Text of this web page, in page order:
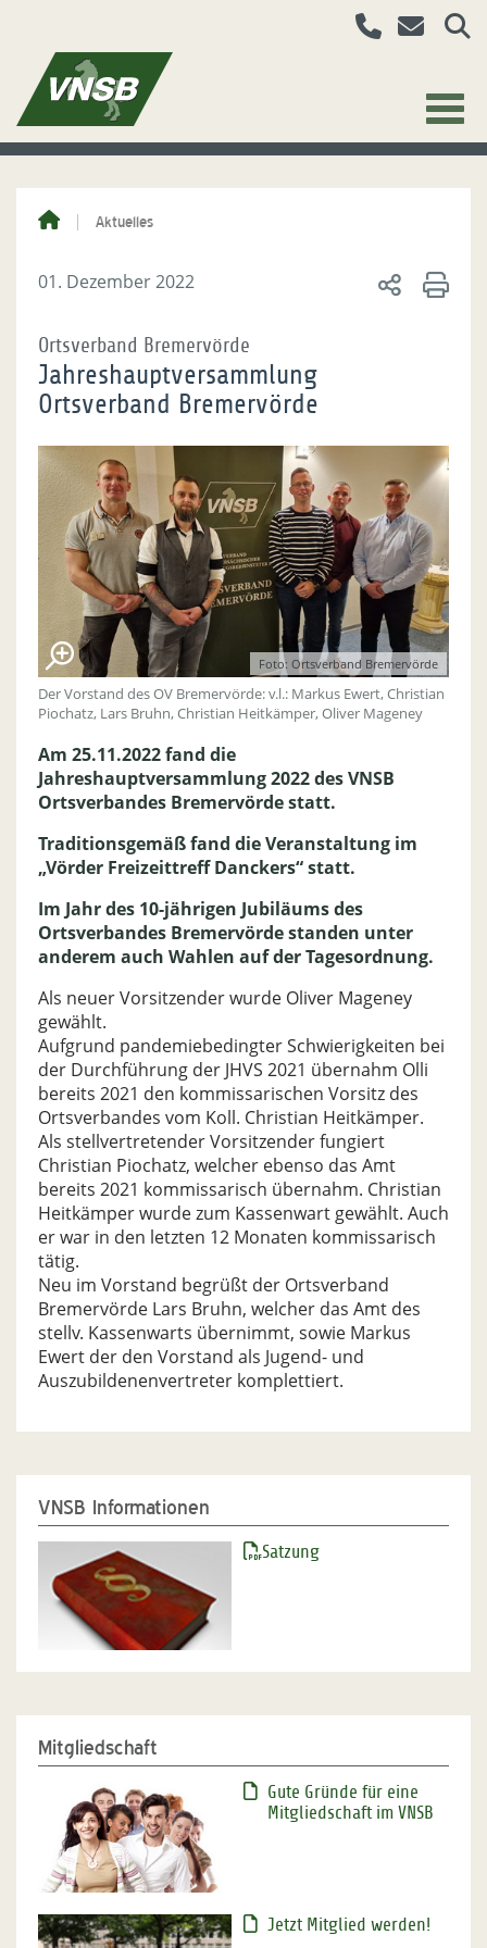
Aktuelles
01. Dezember 2022
Ortsverband Bremervörde
Jahreshauptversammlung
Ortsverband Bremervörde
Foto: Ortsverband Bremervörde
Der Vorstand des OV Bremervörde: v.l.: Markus Ewert, Christian
Piochatz, Lars Bruhn, Christian Heitkämper, Oliver Mageney
Am 25.11.2022 fand die
Jahreshauptversammlung 2022 des VNSB
Ortsverbandes Bremervörde statt.
Traditionsgemäß fand die Veranstaltung im
„Vörder Freizeittreff Danckers“ statt.
Im Jahr des 10-jährigen Jubiläums des
Ortsverbandes Bremervörde standen unter
anderem auch Wahlen auf der Tagesordnung.
Als neuer Vorsitzender wurde Oliver Mageney
gewählt.
Aufgrund pandemiebedingter Schwierigkeiten bei
der Durchführung der JHVS 2021 übernahm Olli
bereits 2021 den kommissarischen Vorsitz des
Ortsverbandes vom Koll. Christian Heitkämper.
Als stellvertretender Vorsitzender fungiert
Christian Piochatz, welcher ebenso das Amt
bereits 2021 kommissarisch übernahm. Christian
Heitkämper wurde zum Kassenwart gewählt. Auch
er war in den letzten 12 Monaten kommissarisch
tätig.
Neu im Vorstand begrüßt der Ortsverband
Bremervörde Lars Bruhn, welcher das Amt des
stellv. Kassenwarts übernimmt, sowie Markus
Ewert der den Vorstand als Jugend- und
Auszubildenenvertreter komplettiert.
VNSB Informationen
Satzung
Mitgliedschaft
Gute Gründe für eine
Mitgliedschaft im VNSB
Jetzt Mitglied werden!